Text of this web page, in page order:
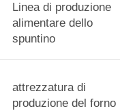
Linea di produzione
alimentare dello
spuntino
attrezzatura di
produzione del forno